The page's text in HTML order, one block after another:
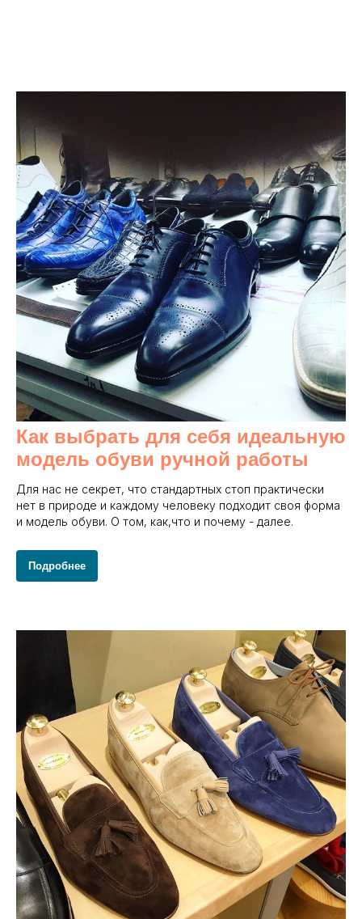
Как выбрать для себя идеальную
модель обуви ручной работы
Для нас не секрет, что стандартных стоп практически
нет в природе и каждому человеку подходит своя форма
и модель обуви. О том, как,что и почему - далее.
Подробнее